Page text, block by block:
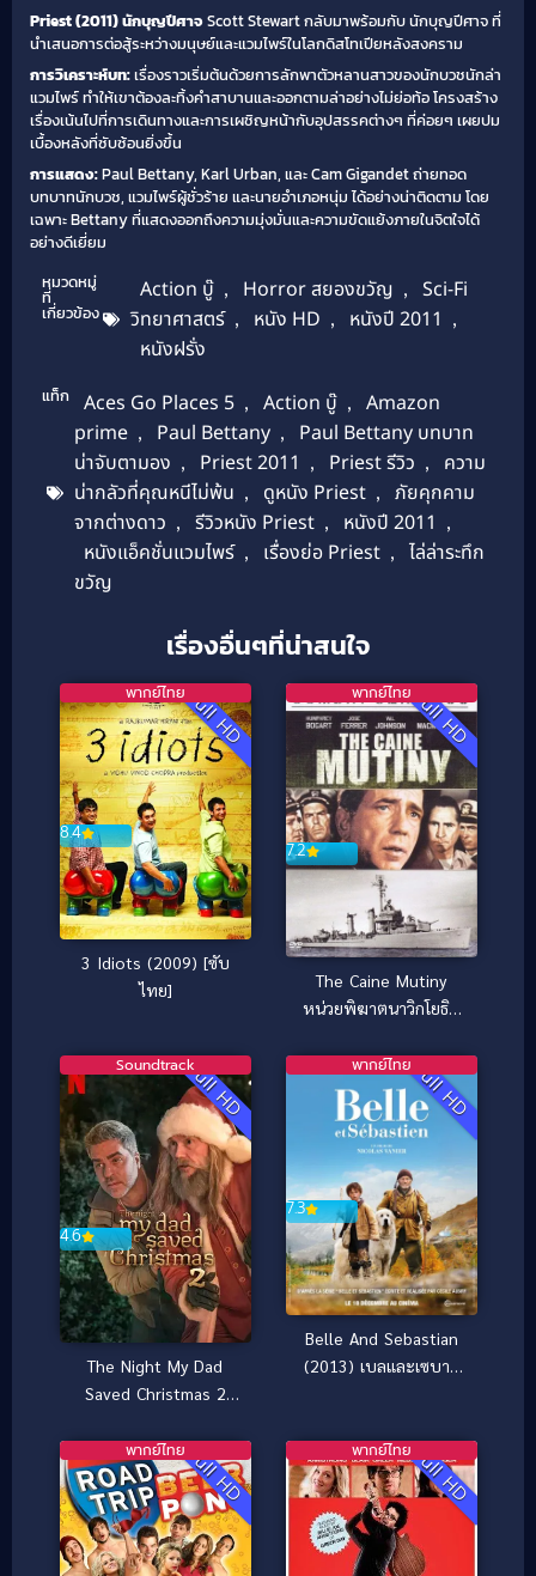
Priest (2011) นักบุญปีศาจScott Stewart กลับมาพร้อมกับ นักบุญปีศาจ ที่
นำเสนอการต่อสู้ระหว่างมนุษย์และแวมไพร์ในโลกดิสโทเปียหลังสงคราม
การวิเคราะห์บท:เรื่องราวเริ่มต้นด้วยการลักพาตัวหลานสาวของนักบวชนักล่า
แวมไพร์ ทำให้เขาต้องละทิ้งคำสาบานและออกตามล่าอย่างไม่ย่อท้อ โครงสร้าง
เรื่องเน้นไปที่การเดินทางและการเผชิญหน้ากับอุปสรรคต่างๆ ที่ค่อยๆ เผยปม
เบื้องหลังที่ซับซ้อนยิ่งขึ้น
การแสดง:Paul Bettany, Karl Urban, และ Cam Gigandet ถ่ายทอด
บทบาทนักบวช, แวมไพร์ผู้ชั่วร้าย และนายอำเภอหนุ่ม ได้อย่างน่าติดตาม โดย
เฉพาะ Bettany ที่แสดงออกถึงความมุ่งมั่นและความขัดแย้งภายในจิตใจได้
อย่างดีเยี่ยม
หมวดหมู่
ที่
เกี่ยวข้อง
Action บู๊ , Horror สยองขวัญ ,
Sci-Fi
วิทยาศาสตร์ , หนัง HD , หนังปี 2011 ,
หนังฝรั่ง
แท็ก Aces Go Places 5 , Action บู๊ ,
Amazon
prime , Paul Bettany ,
Paul Bettany บทบาท
น่าจับตามอง , Priest 2011 , Priest รีวิว ,
ความ
น่ากลัวที่คุณหนีไม่พ้น , ดูหนัง Priest ,
ภัยคุกคาม
จากต่างดาว , รีวิวหนัง Priest , หนังปี 2011 ,
หนังแอ็คชั่นแวมไพร์ , เรื่องย่อ Priest ,
ไล่ล่าระทึก
ขวัญ
เรื่องอื่นๆที่น่าสนใจ
Full HD
8.4
พากย์ไทย
3 Idiots (2009) [ซับ
ไทย]
Full HD
7.2
พากย์ไทย
The Caine Mutiny
หน่วยพิฆาตนาวิกโยธิน
Full HD
4.6
Soundtrack
The Night My Dad
Saved Christmas 2
ช่วยคริสต์มาสไว้ 2
Full HD
7.3
พากย์ไทย
Belle And Sebastian
(2013) เบลและเซบาส
Full HD
พากย์ไทย Full HD
พากย์ไทย